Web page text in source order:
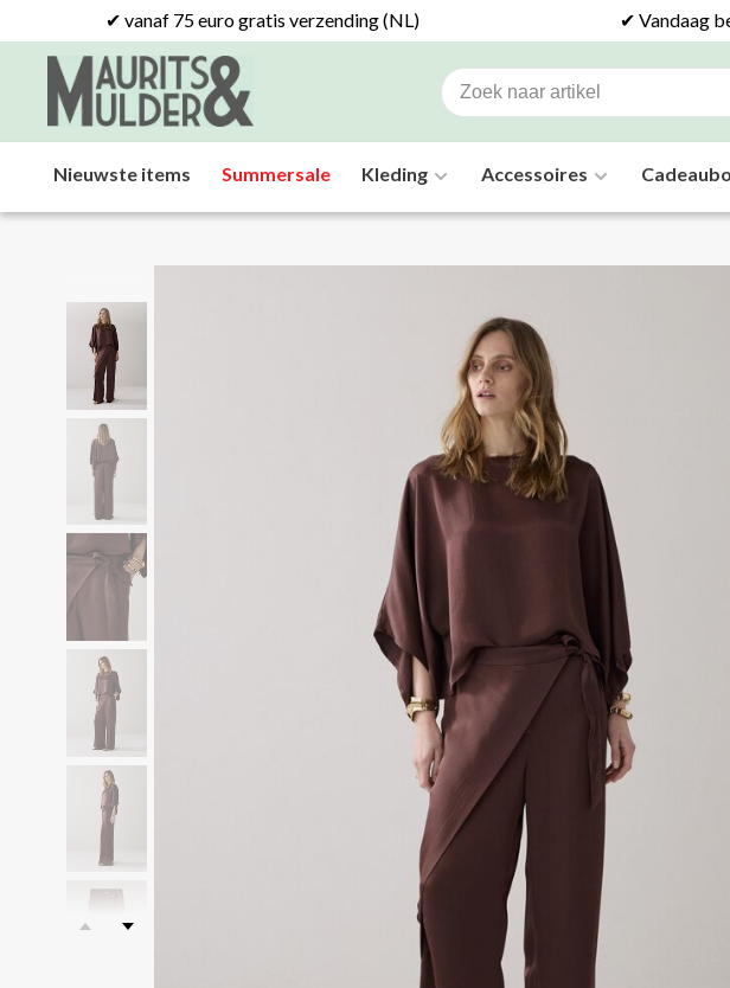
✔ vanaf 75 euro gratis verzending (NL) ✔ Vandaag
Nieuwste items Summersale Kleding Accessoires